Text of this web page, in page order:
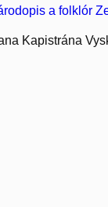
a folklór
Kapistrána